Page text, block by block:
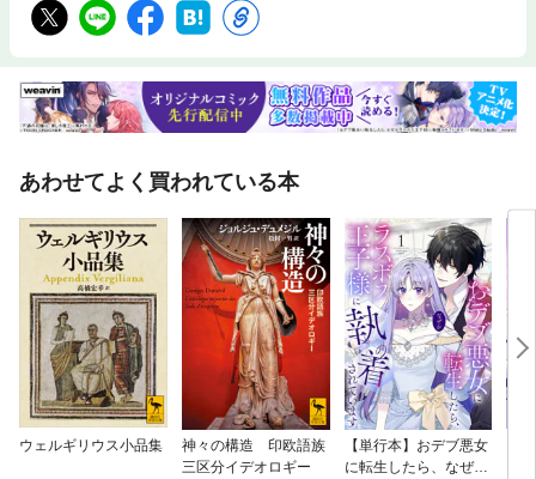
あわせてよく買われている本
ウェルギリウス小品集
神々の構造 印欧語族
三区分イデオロギー
【単行本】おデブ悪女
に転生したら、なぜか